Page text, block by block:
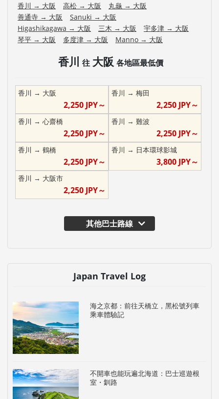
香川 → 大阪 高松 → 大阪 丸龜 → 大阪
善通寺 → 大阪 Sanuki → 大阪
Higashikagawa → 大阪 三木 → 大阪 宇多津 → 大阪
琴平 → 大阪 多度津 → 大阪 Manno → 大阪
香川 往 大阪 各地區最低價
香川 → 大阪
2,250JPY～
香川 → 梅田
2,250 JPY～
香川 → 心齋橋
2,250JPY～
香川 → 難波
2,250 JPY～
香川 → 鶴橋
2,250JPY～
香川 → 日本環球影城
3,800 JPY～
香川 → 大阪市
2,250JPY～
其他巴士路線
Japan Travel Log
海之京都：前往天橋立，黑松號列車
乘車體驗記
不開車也能玩遍北海道：巴士巡遊根
室・釧路